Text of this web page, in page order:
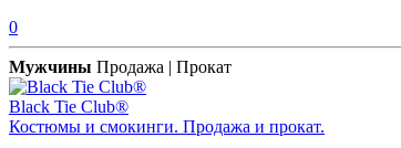
0
Мужчины Продажа | Прокат
Black Tie Club®
Костюмы и смокинги. Продажа и прокат.